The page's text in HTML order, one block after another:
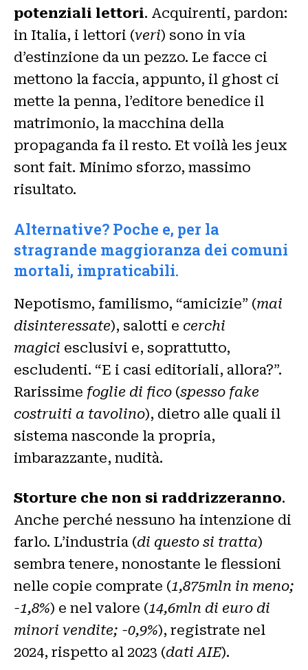
potenziali lettori. Acquirenti, pardon:
in Italia, i lettori (veri) sono in via
d’estinzione da un pezzo. Le facce ci
mettono la faccia, appunto, il ghost ci
mette la penna, l’editore benedice il
matrimonio, la macchina della
propaganda fa il resto. Et voilà les jeux
sont fait. Minimo sforzo, massimo
risultato.
Alternative? Poche e, per la
stragrande maggioranza dei comuni
mortali, impraticabili.
Nepotismo, familismo, “amicizie” (mai
disinteressate), salotti e cerchi
magici esclusivi e, soprattutto,
escludenti. “E i casi editoriali, allora?”.
Rarissime foglie di fico (spesso fake
costruiti a tavolino), dietro alle quali il
sistema nasconde la propria,
imbarazzante, nudità.
Storture che non si raddrizzeranno.
Anche perché nessuno ha intenzione di
farlo. L’industria (di questo si tratta)
sembra tenere, nonostante le flessioni
nelle copie comprate (1,875mln in meno;
-1,8%) e nel valore (14,6mln di euro di
minori vendite; -0,9%), registrate nel
2024, rispetto al 2023 (dati AIE).